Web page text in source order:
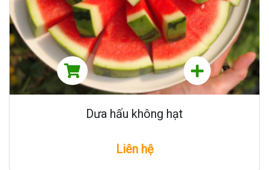
Dưa hấu không hạt
Liên hệ